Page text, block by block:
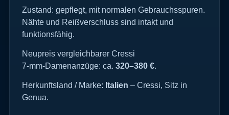
Zustand: gepflegt, mit normalen Gebrauchsspuren.
Nähte und Reißverschluss sind intakt und
funktionsfähig.
Neupreis vergleichbarer Cressi
7‑mm‑Damenanzüge: ca. 320–380 €.
Herkunftsland / Marke: Italien – Cressi, Sitz in
Genua.